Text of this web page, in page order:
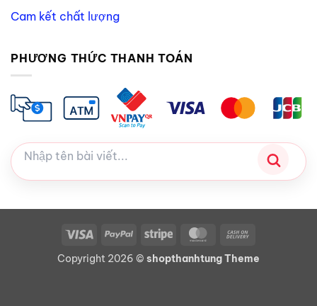
Cam kết chất lượng
PHƯƠNG THỨC THANH TOÁN
Visa PayPal Stripe MasterCard
Delivery
Copyright 2026 © shopthanhtung Theme